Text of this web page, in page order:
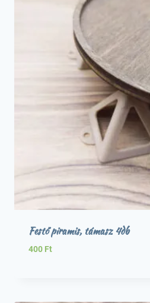
Festő piramis, támasz 4db
400 Ft